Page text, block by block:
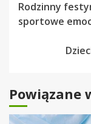
Rodzinny
sportowe
Powiązane